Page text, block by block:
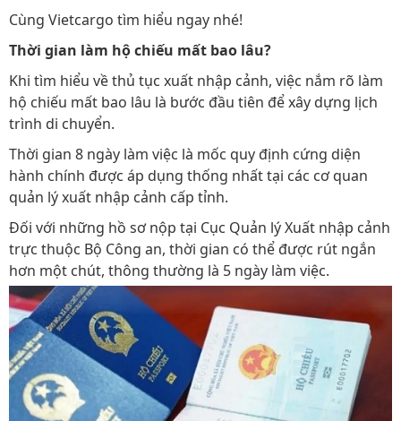
Cùng Vietcargo tìm hiểu ngay nhé!
Thời gian làm hộ chiếu mất bao lâu?
Khi tìm hiểu về thủ tục xuất nhập cảnh, việc nắm rõ làm
hộ chiếu mất bao lâu là bước đầu tiên để xây dựng lịch
trình di chuyển.
Thời gian 8 ngày làm việc là mốc quy định cứng diện
hành chính được áp dụng thống nhất tại các cơ quan
quản lý xuất nhập cảnh cấp tỉnh.
Đối với những hồ sơ nộp tại Cục Quản lý Xuất nhập cảnh
trực thuộc Bộ Công an, thời gian có thể được rút ngắn
hơn một chút, thông thường là 5 ngày làm việc.